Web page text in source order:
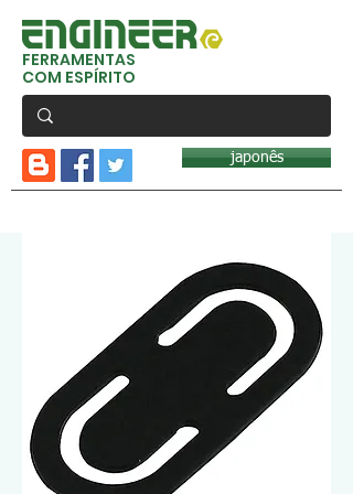
FERRAMENTAS
COM ESPÍRITO
japonês